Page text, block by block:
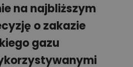
na najbliższym
o zakazie
gazu